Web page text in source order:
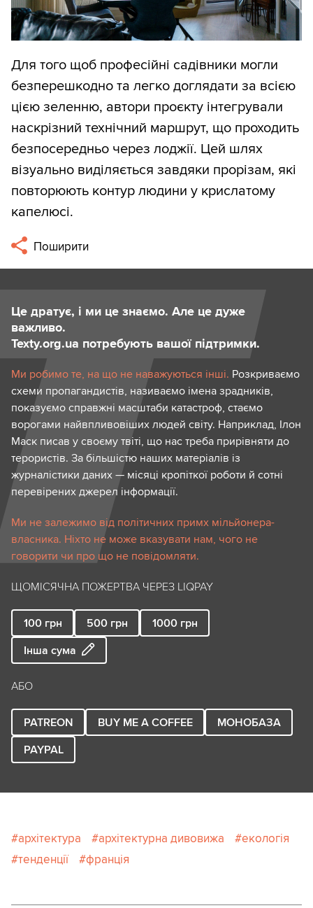
Для того щоб професійні садівники могли
безперешкодно та легко доглядати за всією
цією зеленню, автори проєкту інтегрували
наскрізний технічний маршрут, що проходить
безпосередньо через лоджії. Цей шлях
візуально виділяється завдяки прорізам, які
повторюють контур людини у крислатому
капелюсі.
Поширити
Це дратує, і ми це знаємо. Але це дуже
важливо.
Texty.org.ua потребують вашої підтримки.
Ми робимо те, на що не наважуються інші. Розкриваємо
схеми пропагандистів, називаємо імена зрадників,
показуємо справжні масштаби катастроф, стаємо
ворогами найвпливовіших людей світу. Наприклад, Ілон
Маск писав у своєму твіті, що нас треба прирівняти до
терористів. За більшістю наших матеріалів із
журналістики даних — місяці кропіткої роботи й сотні
перевірених джерел інформації.
Ми не залежимо від політичних примх мільйонера-
власника. Ніхто не може вказувати нам, чого не
говорити чи про що не повідомляти.
ЩОМІСЯЧНА ПОЖЕРТВА ЧЕРЕЗ LIQPAY
100 грн 500 грн 1000 грн
Інша сума
АБО
PATREON BUY ME A COFFEE
МОНОБАЗА
PAYPAL
архітектура архітектурна дивовижа
екологія
тенденції
франція